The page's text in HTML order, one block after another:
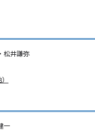
松井謙弥
一